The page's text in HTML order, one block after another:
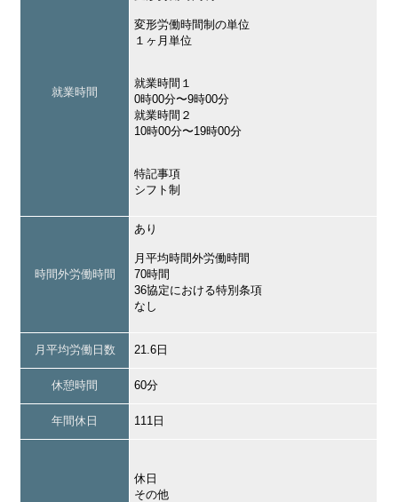
就業時間
変形労働時間制の単位
１ヶ月単位
就業時間１
0時00分〜9時00分
就業時間２
10時00分〜19時00分
特記事項
シフト制
時間外労働時間
あり
月平均時間外労働時間
70時間
36協定における特別条項
なし
月平均労働日数 21.6日
休憩時間 60分
年間休日 111日
休日
その他